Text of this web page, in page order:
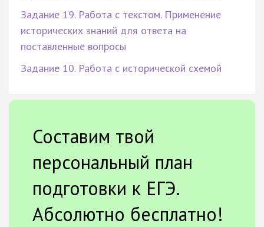
Задание 19. Работа с текстом. Применение
исторических знаний для ответа на
поставленные вопросы
Задание 10. Работа с исторической схемой
Составим твой
персональный план
подготовки к ЕГЭ.
Абсолютно бесплатно!